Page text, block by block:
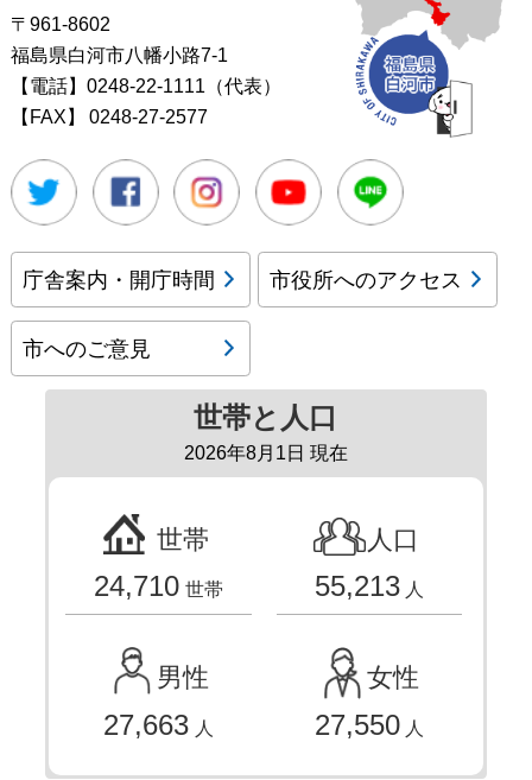
〒961-8602
福島県白河市八幡小路7-1
【電話】0248-22-1111（代表）
【FAX】
0248-27-2577
Twitter FacebookInstagramYoutube
庁舎案内・開庁時間 市役所へのアクセス
市へのご意見
世帯と人口
2026年8月1日 現在
世帯
24,710 世帯
人口
55,213 人
男性
27,663 人
女性
27,550 人